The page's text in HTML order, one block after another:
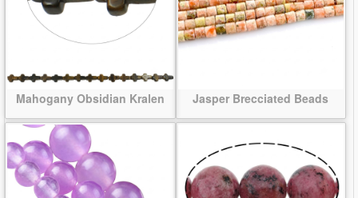
Mahogany Obsidian Kralen Jasper Brecciated Beads